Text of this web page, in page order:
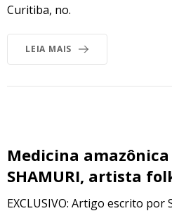
Curitiba, no.
LEIA MAIS
Medicina
SHAMURI, artista
EXCLUSIVO: Artigo escrito